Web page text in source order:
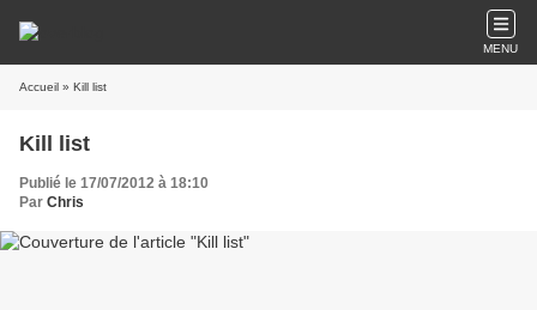
MENU
Accueil » Kill list
Kill list
Publié le 17/07/2012 à 18:10
Par Chris